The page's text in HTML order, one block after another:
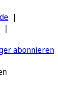
abonnieren